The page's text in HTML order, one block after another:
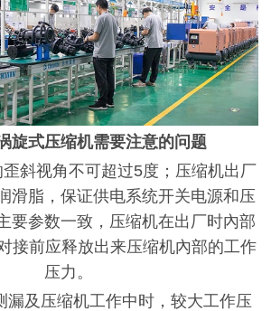
旋式压缩机需要注意的问题
斜视角不可超过5度；压缩机出厂
滑脂，保证供电系统开关电源和压
要参数一致，压缩机在出厂时內部
接前应释放出来压缩机內部的工作
压力。
漏及压缩机工作中时，较大工作压